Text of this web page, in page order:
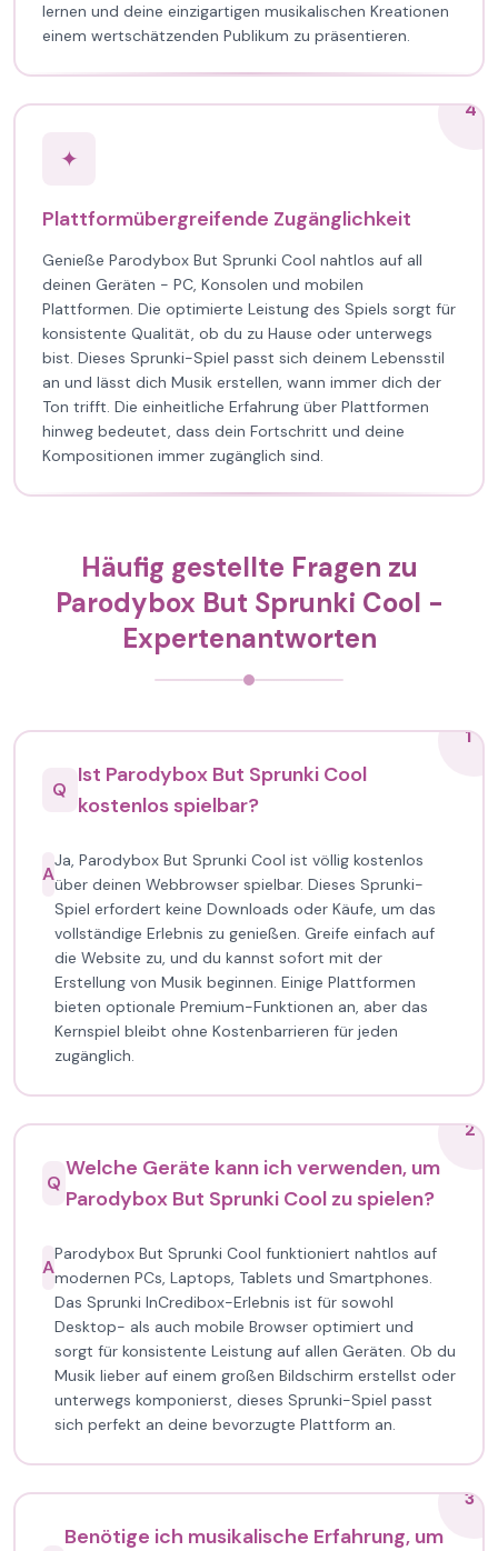
lernen und deine einzigartigen musikalischen Kreationen
einem wertschätzenden Publikum zu präsentieren.
4
✦
Plattformübergreifende Zugänglichkeit
Genieße Parodybox But Sprunki Cool nahtlos auf all
deinen Geräten - PC, Konsolen und mobilen
Plattformen. Die optimierte Leistung des Spiels sorgt für
konsistente Qualität, ob du zu Hause oder unterwegs
bist. Dieses Sprunki-Spiel passt sich deinem Lebensstil
an und lässt dich Musik erstellen, wann immer dich der
Ton trifft. Die einheitliche Erfahrung über Plattformen
hinweg bedeutet, dass dein Fortschritt und deine
Kompositionen immer zugänglich sind.
Häufig gestellte Fragen zu
Parodybox But Sprunki Cool -
Expertenantworten
1
Q
Ist Parodybox But Sprunki Cool
kostenlos spielbar?
A
Ja, Parodybox But Sprunki Cool ist völlig kostenlos
über deinen Webbrowser spielbar. Dieses Sprunki-
Spiel erfordert keine Downloads oder Käufe, um das
vollständige Erlebnis zu genießen. Greife einfach auf
die Website zu, und du kannst sofort mit der
Erstellung von Musik beginnen. Einige Plattformen
bieten optionale Premium-Funktionen an, aber das
Kernspiel bleibt ohne Kostenbarrieren für jeden
zugänglich.
2
Q
Welche Geräte kann ich verwenden, um
Parodybox But Sprunki Cool zu spielen?
A
Parodybox But Sprunki Cool funktioniert nahtlos auf
modernen PCs, Laptops, Tablets und Smartphones.
Das Sprunki InCredibox-Erlebnis ist für sowohl
Desktop- als auch mobile Browser optimiert und
sorgt für konsistente Leistung auf allen Geräten. Ob du
Musik lieber auf einem großen Bildschirm erstellst oder
unterwegs komponierst, dieses Sprunki-Spiel passt
sich perfekt an deine bevorzugte Plattform an.
3
Benötige ich musikalische Erfahrung, um